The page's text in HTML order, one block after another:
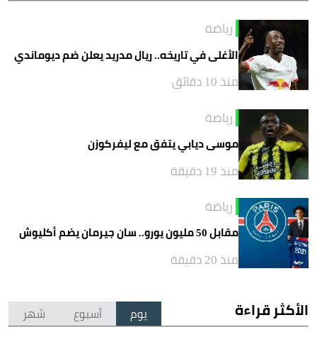
رياضة
الأغلى في تاريخه.. ريال مدريد يعلن ضم ديوماندي
منذ 10 دقائق
رياضة
موسى ديابي يتفق مع ليفركوزن
منذ 19 دقيقة
رياضة
مقابل 50 مليون يورو.. سان جيرمان يضم أكليوش
منذ 20 دقيقة
الأكثر قراءة يوم أسبوع شهر